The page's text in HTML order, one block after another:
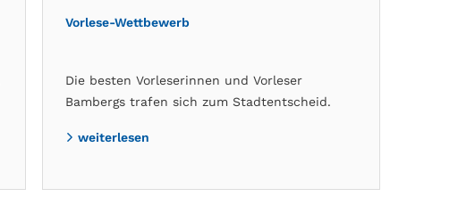
Vorlese-Wettbewerb
Die besten Vorleserinnen und Vorleser
Bambergs trafen sich zum Stadtentscheid.
weiterlesen